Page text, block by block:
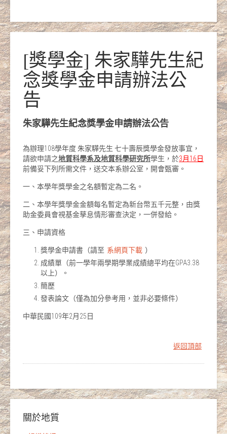
[獎學金] 朱家驊先生紀
念獎學金申請辦法公
告
朱家驊先生紀念獎學金申請辦法公告
為辦理108學年度 朱家驊先生 七十壽辰獎學金發放事宜，
請欲申請之地質科學系及地質科學研究所學生，於3月 16 日
前備妥下列所需文件，送交本系辦公室，開會甄審。
一、本學年獎學金之名額暫定為二名。
二、本學年獎學金金額每名暫定為新台幣五千元整，由獎
助金委員會視基金孳息情形審查決定，一併發給。
三、申請資格
獎學金申請書（請至 系網頁下載 ）
成績單（前一學年兩學期學業成績總平均在GPA3.38
以上）。
簡歷
發表論文（僅為加分參考用，並非必要條件）
中華民國109年2月25日
返回頂部
關於地質